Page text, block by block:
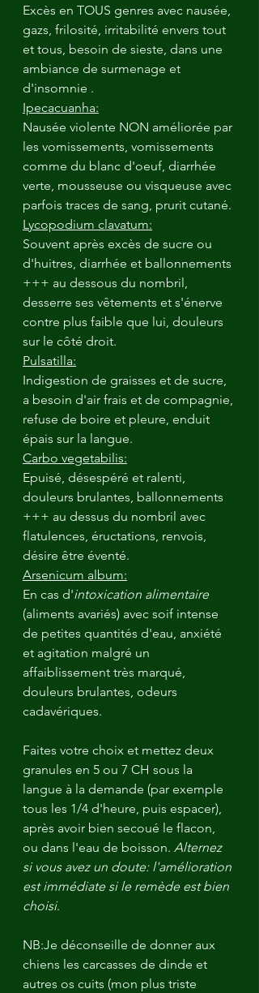
Excès en TOUS genres avec nausée,
gazs, frilosité, irritabilité envers tout
et tous, besoin de sieste, dans une
ambiance de surmenage et
d'insomnie .
Ipecacuanha:
Nausée violente NON améliorée par
les vomissements, vomissements
comme du blanc d'oeuf, diarrhée
verte, mousseuse ou visqueuse avec
parfois traces de sang, prurit cutané.
Lycopodium clavatum:
Souvent après excès de sucre ou
d'huitres, diarrhée et ballonnements
+++ au dessous du nombril,
desserre ses vêtements et s'énerve
contre plus faible que lui, douleurs
sur le côté droit.
Pulsatilla:
Indigestion de graisses et de sucre,
a besoin d'air frais et de compagnie,
refuse de boire et pleure, enduit
épais sur la langue.
Carbo vegetabilis:
Epuisé, désespéré et ralenti,
douleurs brulantes, ballonnements
+++ au dessus du nombril avec
flatulences, éructations, renvois,
désire être éventé.
Arsenicum album:
En cas d'intoxication alimentaire
(aliments avariés) avec soif intense
de petites quantités d'eau, anxiété
et agitation malgré un
affaiblissement très marqué,
douleurs brulantes, odeurs
cadavériques.
Faites votre choix et mettez deux
granules en 5 ou 7 CH sous la
langue à la demande (par exemple
tous les 1/4 d'heure, puis espacer),
après avoir bien secoué le flacon,
ou dans l'eau de boisson. Alternez
si vous avez un doute: l'amélioration
est immédiate si le remède est bien
choisi.
NB:Je déconseille de donner aux
chiens les carcasses de dinde et
autres os cuits (mon plus triste